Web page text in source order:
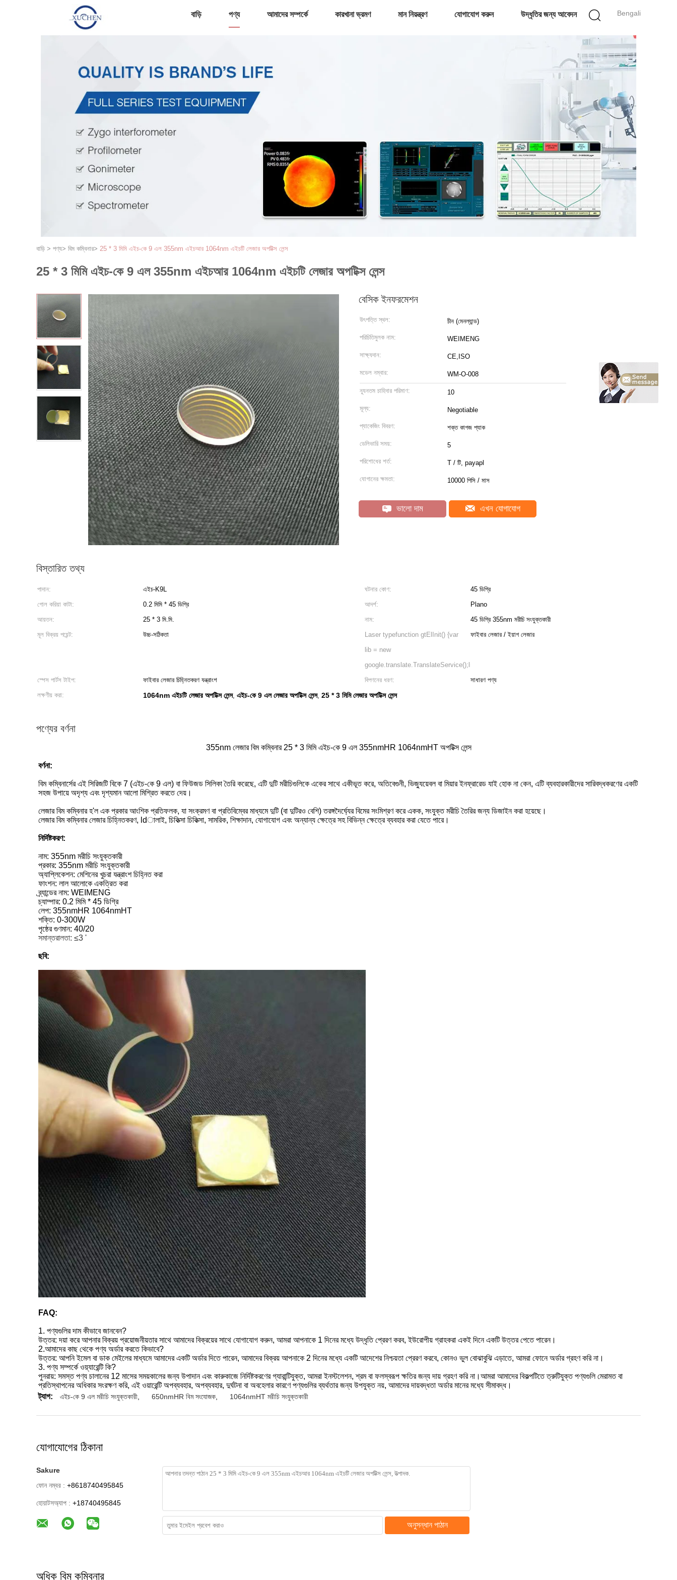
Bengali
বাড়ি পণ্য আমাদের সম্পর্কে কারখানা ভ্রমণ মান নিয়ন্ত্রণ যোগাযোগ করুন উদ্ধৃতির জন্য আবেদন
বাড়ি > পণ্য> বিম কম্বিনার> 25 * 3 মিমি এইচ-কে 9 এল 355nm এইচআর 1064nm এইচটি লেজার অপটিক্স লেন্স
25 * 3 মিমি এইচ-কে 9 এল 355nm এইচআর 1064nm এইচটি লেজার অপটিক্স লেন্স
বেসিক ইনফরমেশন
উৎপত্তি স্থল: চীন (মেনল্যান্ড)
পরিচিতিমুলক নাম: WEIMENG
সাক্ষ্যদান: CE,ISO
মডেল নম্বার: WM-O-008
ন্যূনতম চাহিদার পরিমাণ: 10
মূল্য: Negotiable
প্যাকেজিং বিবরণ: শক্ত কাগজ প্যাক
ডেলিভারি সময়: 5
পরিশোধের শর্ত: T / টি, payapl
যোগানের ক্ষমতা: 10000 পিসি / মাস
ভালো দাম এখন যোগাযোগ
বিস্তারিত তথ্য
পাদান: এইচ-K9L ঘটনার কোণ:
45 ডিগ্রি
গোল করিয়া কাটা:
0.2 মিমি * 45 ডিগ্রি আদর্শ:
Plano
আয়তন:
25 * 3 মি.মি. নাম:
45 ডিগ্রি 355nm মরীচি সংযুক্তকারী
মূল বিক্রয় পয়েন্ট:
উচ্চ-সঠিকতা
Laser typefunction gtElInit() {var
lib = new
google.translate.TranslateService();lib.translatePage(':
ফাইবার লেজার / ইয়াগ লেজার
স্পেস পার্টস টাইপ: ফাইবার লেজার চিহ্নিতকরণ যন্ত্রাংশ বিপণনের ধরণ:
সাধারণ পণ্য
লক্ষণীয় করা:
1064nm এইচটি লেজার অপটিক্স লেন্স, এইচ-কে 9 এল লেজার অপটিক্স লেন্স, 25 * 3 মিমি লেজার অপটিক্স লেন্স
পণ্যের বর্ণনা
355nm লেজার বিম কম্বিনার 25 * 3 মিমি এইচ-কে 9 এল 355nmHR 1064nmHT অপটিক্স লেন্স
বর্ণনা:
বিম কম্বিনার্সের এই সিরিজটি বিকে 7 (এইচ-কে 9 এল) বা ফিউজড সিলিকা তৈরি করেছে, এটি দুটি মরীচিগুলিকে একের সাথে একীভূত করে, অতিবেগুনী, ভিজ্যুয়েবল বা মিয়ার ইনফ্রারেড যাই হোক না কেন, এটি ব্যবহারকারীদের সারিবদ্ধকরণের একটি
সহজ উপায়ে অদৃশ্য এবং দৃশ্যমান আলো মিশ্রিত করতে দেয়।
লেজার বিম কম্বিনার হ'ল এক প্রকার আংশিক প্রতিফলক, যা সংক্রমণ বা প্রতিবিম্বের মাধ্যমে দুটি (বা দুটিরও বেশি) তরঙ্গদৈর্ঘ্যের বিমের সংমিশ্রণ করে একক, সংযুক্ত মরীচি তৈরির জন্য ডিজাইন করা হয়েছে।
লেজার বিম কম্বিনার লেজার চিহ্নিতকরণ, ldালাই, চিকিত্সা চিকিত্সা, সামরিক, শিক্ষাদান, যোগাযোগ এবং অন্যান্য ক্ষেত্রে সহ বিভিন্ন ক্ষেত্রে ব্যবহার করা যেতে পারে।
নির্দিষ্টকরণ:
নাম: 355nm মরীচি সংযুক্তকারী
প্রকার: 355nm মরীচি সংযুক্তকারী
অ্যাপ্লিকেশন: মেশিনের খুচরা যন্ত্রাংশ চিহ্নিত করা
ফাংশন: লাল আলোকে একত্রিত করা
ব্র্যান্ডের নাম: WEIMENG
চ্যাম্পার: 0.2 মিমি * 45 ডিগ্রি
লেপ: 355nmHR 1064nmHT
শক্তি: 0-300W
পৃষ্ঠের গুণমান: 40/20
সমান্তরালতা: ≤3 '
ছবি:
FAQ:
1. পণ্যগুলির দাম কীভাবে জানবেন?
উত্তর: দয়া করে আপনার বিক্রয় প্রয়োজনীয়তার সাথে আমাদের বিক্রয়ের সাথে যোগাযোগ করুন, আমরা আপনাকে 1 দিনের মধ্যে উদ্ধৃতি প্রেরণ করব, ইউরোপীয় গ্রাহকরা একই দিনে একটি উত্তর পেতে পারেন।
2.আমাদের কাছ থেকে পণ্য অর্ডার করতে কিভাবে?
উত্তর: আপনি ইমেল বা ডাক মেইলের মাধ্যমে আমাদের একটি অর্ডার দিতে পারেন, আমাদের বিক্রয় আপনাকে 2 দিনের মধ্যে একটি আদেশের নিশ্চয়তা প্রেরণ করবে, কোনও ভুল বোঝাবুঝি এড়াতে, আমরা ফোনে অর্ডার গ্রহণ করি না।
3. পণ্য সম্পর্কে ওয়্যারেন্টি কি?
পুনরায়: সমস্ত পণ্য চালানের 12 মাসের সময়কালের জন্য উপাদান এবং কারুকাজে নির্দিষ্টকরণের গ্যারান্টিযুক্ত, আমরা ইনস্টলেশন, শ্রম বা ফলস্বরূপ ক্ষতির জন্য দায় গ্রহণ করি না।আমরা আমাদের বিকল্পটিতে ত্রুটিযুক্ত পণ্যগুলি মেরামত বা
প্রতিস্থাপনের অধিকার সংরক্ষণ করি, এই ওয়ারেন্টি অপব্যবহার, অপব্যবহার, দুর্ঘটনা বা অবহেলার কারণে পণ্যগুলির ব্যর্থতার জন্য উপযুক্ত নয়, আমাদের দায়বদ্ধতা অর্ডার মানের মধ্যে সীমাবদ্ধ।
ট্যাগ:
এইচ-কে 9 এল মরীচি সংযুক্তকারী 650nmHR বিম সংযোজক 1064nmHT মরীচি সংযুক্তকারী
যোগাযোগের ঠিকানা
Sakure
ফোন নম্বর : +8618740495845
হোয়াটসঅ্যাপ : +18740495845
অনুসন্ধান পাঠান
অধিক বিম কম্বিনার